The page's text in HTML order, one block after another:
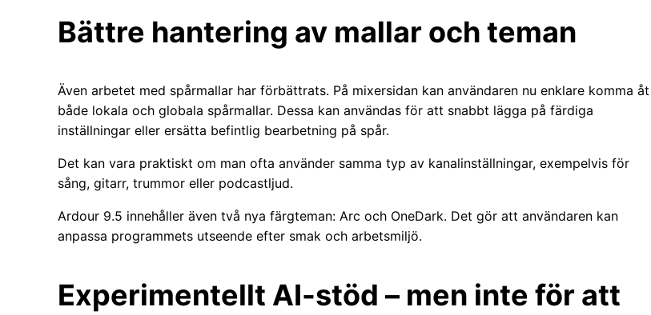
Bättre hantering av mallar och teman
Även arbetet med spårmallar har förbättrats. På mixersidan kan användaren nu enklare komma åt
både lokala och globala spårmallar. Dessa kan användas för att snabbt lägga på färdiga
inställningar eller ersätta befintlig bearbetning på spår.
Det kan vara praktiskt om man ofta använder samma typ av kanalinställningar, exempelvis för
sång, gitarr, trummor eller podcastljud.
Ardour 9.5 innehåller även två nya färgteman: Arc och OneDark. Det gör att användaren kan
anpassa programmets utseende efter smak och arbetsmiljö.
Experimentellt AI-stöd – men inte för att